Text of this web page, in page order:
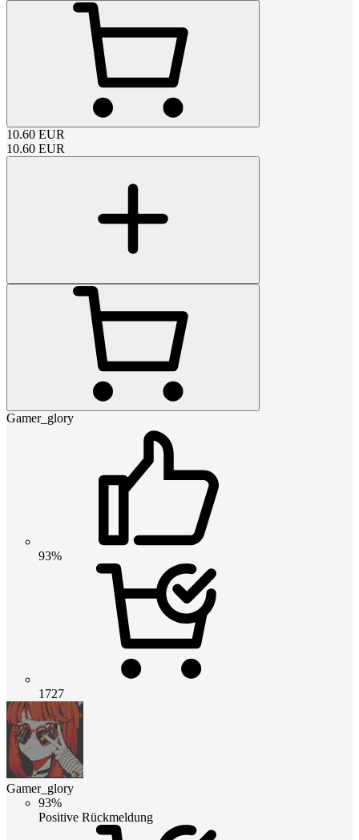
10.60 EUR
10.60 EUR
Gamer_glory
93%
1727
Gamer_glory
93%
Positive Rückmeldung